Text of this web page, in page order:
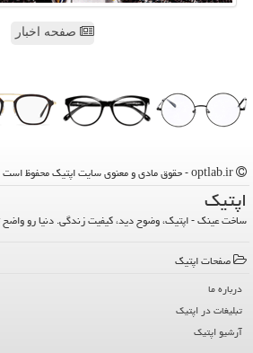
صفحه اخبار
اپتیك
ساخت عینک - اپتیک، وضوح دید، کیفیت زندگی. دنیا رو واضح
صفحات اپتیك
درباره ما
تبلیغات در اپتیك
آرشیو اپتیك